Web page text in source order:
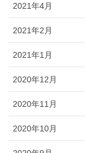
2021年4月
2021年2月
2021年1月
2020年12月
2020年11月
2020年10月